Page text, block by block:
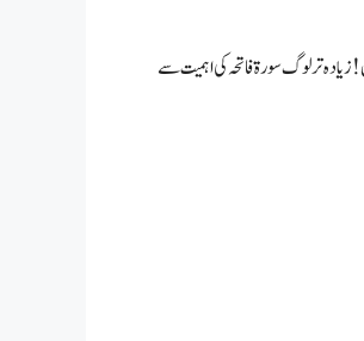
تر لوگ سورۃ فاتحہ کی اہمیت سے